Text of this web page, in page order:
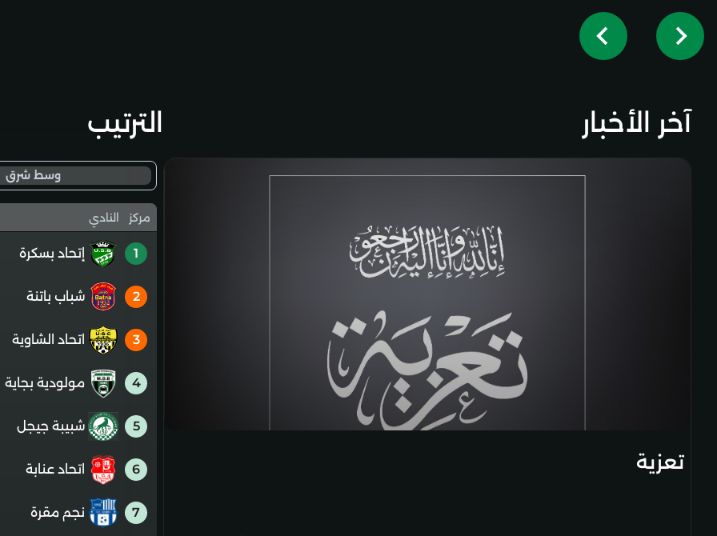
آخر الأخبار
تعزية
الترتيب
وسط شرق
مركز النادي
1 إتحاد بسكرة
2 شباب باتنة
3 اتحاد الشاوية
4 مولودية بجاية
5 شبيبة جيجل
6 اتحاد عنابة
7 نجم مقرة